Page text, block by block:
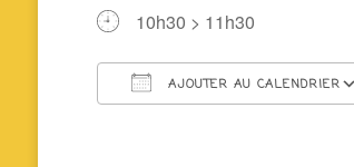
10h30 > 11h30
AJOUTER AU CALENDRIER